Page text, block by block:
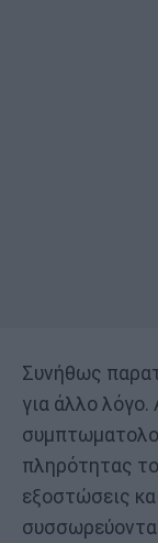
Συνήθως
για άλλο λόγο.
πληρότητας
εξοστώσεις